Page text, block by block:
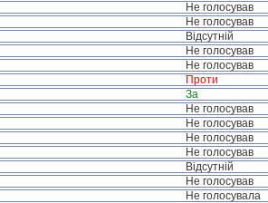
Не голосував
Не голосував
Відсутній
Не голосував
Не голосував
Проти
За
Не голосував
Не голосував
Не голосував
Не голосував
Відсутній
Не голосував
Не голосувала